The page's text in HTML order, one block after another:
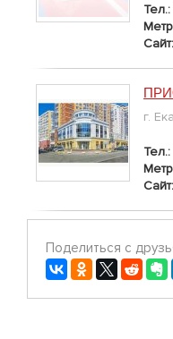
Тел.:
Сайт:
г.
Тел.:
Сайт:
Поделиться с